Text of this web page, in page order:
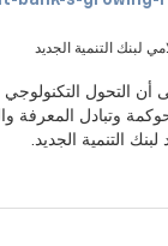
لبنك التنمية الجديد
التحول
وتبادل المعرفة
التنمية الجديد.